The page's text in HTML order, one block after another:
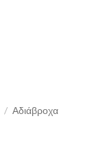
/ Αδιάβροχα